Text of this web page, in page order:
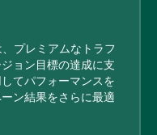
プレミアムなトラフ
ョン目標の達成に支
てパフォーマンスを
ン結果をさらに最適